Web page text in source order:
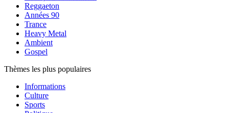
Reggaeton
Années 90
Trance
Heavy Metal
Ambient
Gospel
Thèmes les plus populaires
Informations
Culture
Sports